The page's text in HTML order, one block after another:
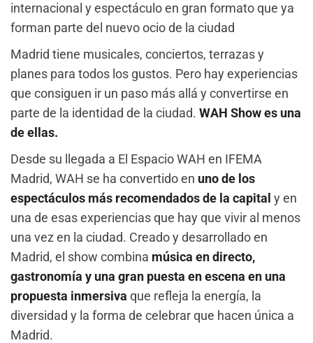
internacional y espectáculo en gran formato que ya
forman parte del nuevo ocio de la ciudad
Madrid tiene musicales, conciertos, terrazas y
planes para todos los gustos. Pero hay experiencias
que consiguen ir un paso más allá y convertirse en
parte de la identidad de la ciudad. WAH Show es una
de ellas.
Desde su llegada a El Espacio WAH en IFEMA
Madrid, WAH se ha convertido en uno de los
espectáculos más recomendados de la capital y en
una de esas experiencias que hay que vivir al menos
una vez en la ciudad. Creado y desarrollado en
Madrid, el show combina música en directo,
gastronomía y una gran puesta en escena en una
propuesta inmersiva que refleja la energía, la
diversidad y la forma de celebrar que hacen única a
Madrid.